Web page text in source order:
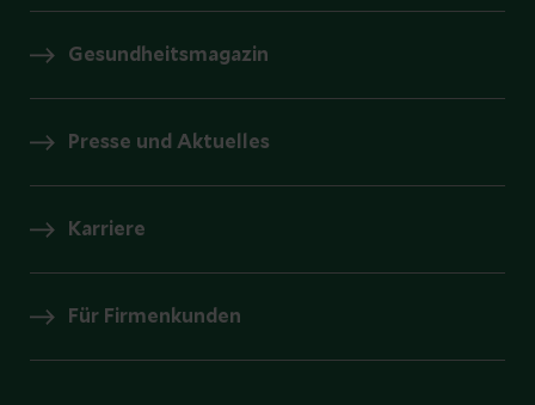
Gesundheitsmagazin
Presse und Aktuelles
Karriere
Für Firmenkunden